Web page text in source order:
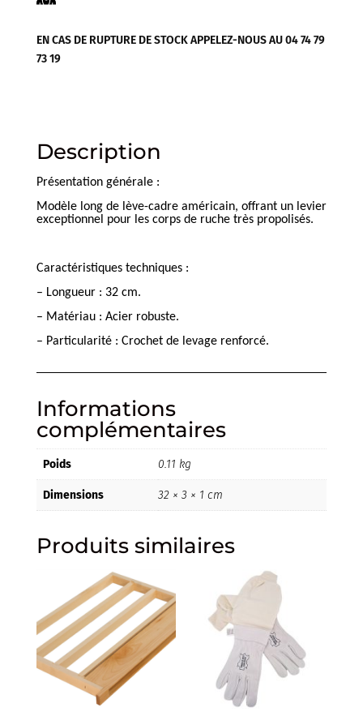
EN CAS DE RUPTURE DE STOCK APPELEZ-NOUS AU 04 74 79
73 19
Description
Présentation générale :
Modèle long de lève-cadre américain, offrant un levier
exceptionnel pour les corps de ruche très propolisés.
Caractéristiques techniques :
– Longueur : 32 cm.
– Matériau : Acier robuste.
– Particularité : Crochet de levage renforcé.
Informations
complémentaires
Poids 0.11 kg
Dimensions 32 × 3 × 1 cm
Produits similaires